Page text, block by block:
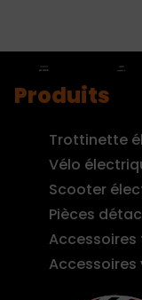
Produits
Trottinette
Vélo
Scooter
Pièces